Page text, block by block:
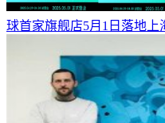
球首家旗舰店5月1日落地上